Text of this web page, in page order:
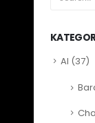
AI (37)